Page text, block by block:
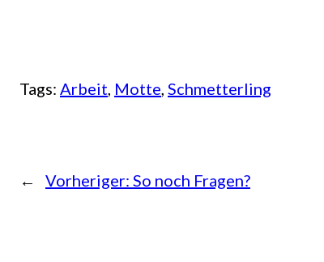
Tags: Arbeit, Motte, Schmetterling
← Vorheriger: So noch Fragen?